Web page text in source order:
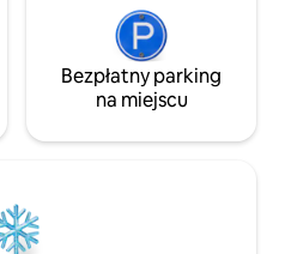
Bezpłatny parking
na miejscu